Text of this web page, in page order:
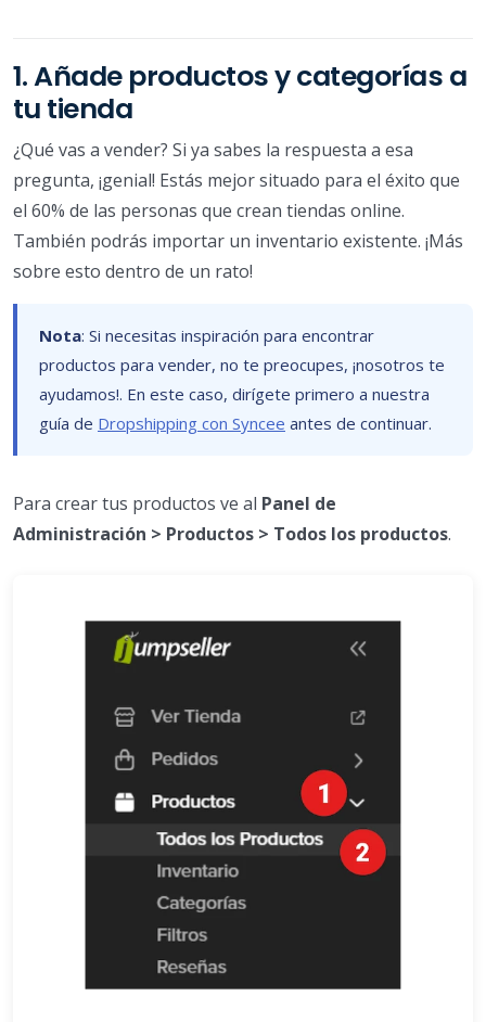
1. Añade productos y categorías a
tu tienda
¿Qué vas a vender? Si ya sabes la respuesta a esa
pregunta, ¡genial! Estás mejor situado para el éxito que
el 60% de las personas que crean tiendas online.
También podrás importar un inventario existente. ¡Más
sobre esto dentro de un rato!
Nota: Si necesitas inspiración para encontrar
productos para vender, no te preocupes, ¡nosotros te
ayudamos!. En este caso, dirígete primero a nuestra
guía de Dropshipping con Syncee antes de continuar.
Para crear tus productos ve al Panel de
Administración > Productos > Todos los productos.